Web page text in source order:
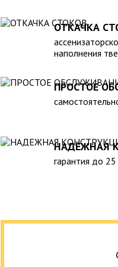
высокий средний срок
удобство монтажа.
К недостаткам
профилактическое
ассенизаторской машины), а
постоянного проживания.
ОТКАЧКА
наполнения
ПРОСТОЕ
НАДЕЖНАЯ
гарантия до